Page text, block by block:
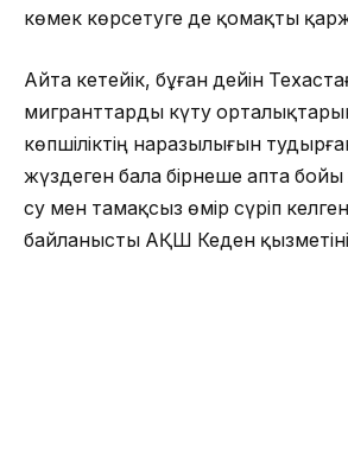
көмек көрсетуге де қомақты
Айта кетейік, бұған дейін
мигранттарды күту
көпшіліктің наразылығын
жүздеген бала бірнеше апта бойы
су мен тамақсыз өмір сүріп
байланысты АҚШ Кеден